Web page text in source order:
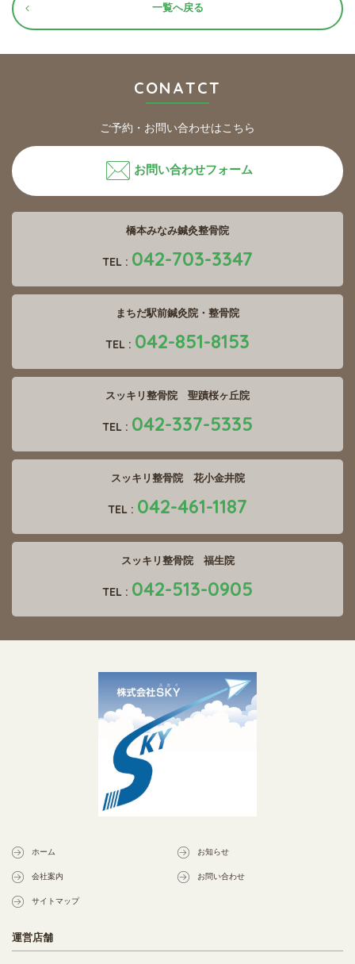
一覧へ戻る
CONATCT
ご予約・お問い合わせはこちら
お問い合わせフォーム
橋本みなみ鍼灸整骨院
TEL : 042-703-3347
まちだ駅前鍼灸院・整骨院
TEL : 042-851-8153
スッキリ整骨院 聖蹟桜ヶ丘院
TEL : 042-337-5335
スッキリ整骨院 花小金井院
TEL : 042-461-1187
スッキリ整骨院 福生院
TEL : 042-513-0905
ホーム お知らせ
会社案内 お問い合わせ
サイトマップ
運営店舗